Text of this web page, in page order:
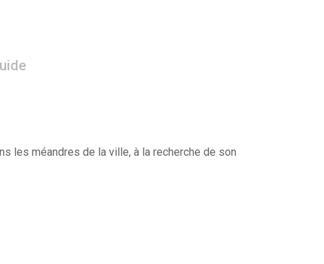
les méandres de la ville, à la recherche de son